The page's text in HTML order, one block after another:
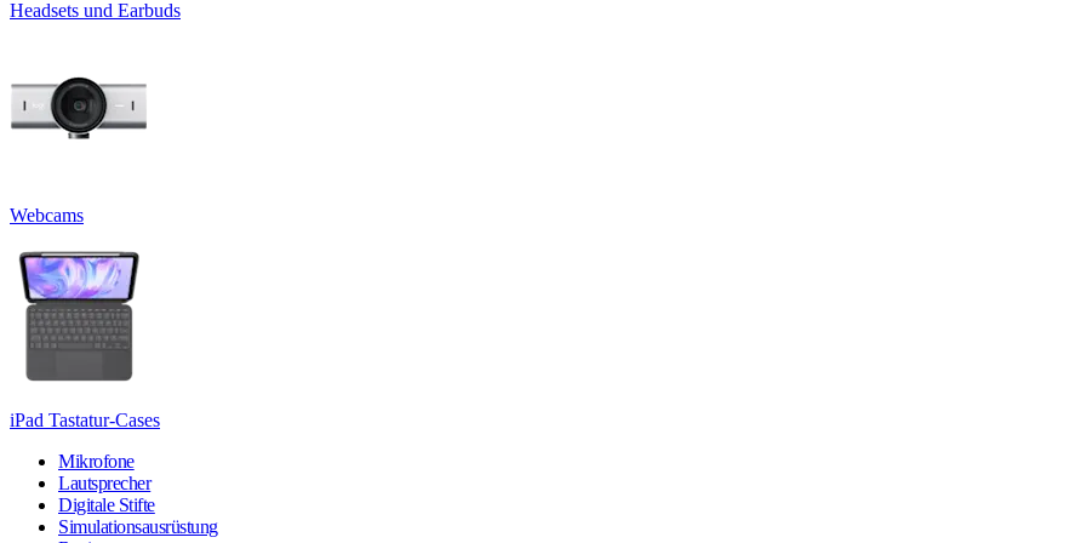
Headsets und Earbuds
Webcams
iPad Tastatur-Cases
Mikrofone
Lautsprecher
Digitale Stifte
Simulationsausrüstung